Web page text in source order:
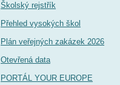
Školský rejstřík
Přehled vysokých škol
Plán veřejných zakázek 2026
Otevřená data
PORTÁL YOUR EUROPE